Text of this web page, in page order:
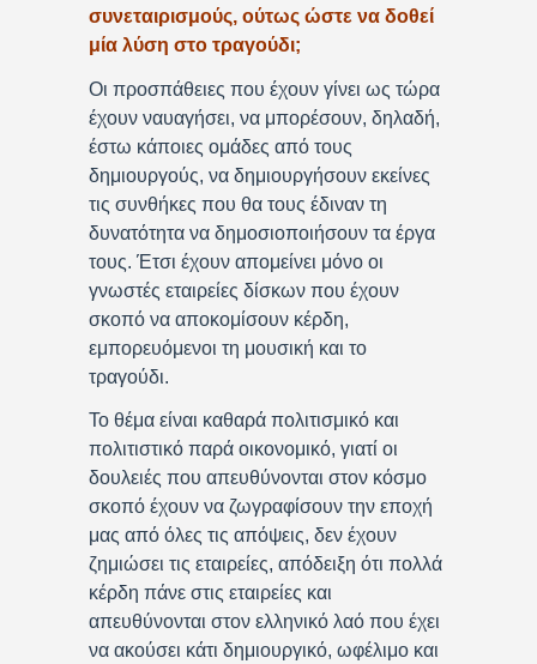
συνεταιρισμούς, ούτως ώστε να δοθεί
μία λύση στο τραγούδι;
Οι προσπάθειες που έχουν γίνει ως τώρα
έχουν ναυαγήσει, να μπορέσουν, δηλαδή,
έστω κάποιες ομάδες από τους
δημιουργούς, να δημιουργήσουν εκείνες
τις συνθήκες που θα τους έδιναν τη
δυνατότητα να δημοσιοποιήσουν τα έργα
τους. Έτσι έχουν απομείνει μόνο οι
γνωστές εταιρείες δίσκων που έχουν
σκοπό να αποκομίσουν κέρδη,
εμπορευόμενοι τη μουσική και το
τραγούδι.
Το θέμα είναι καθαρά πολιτισμικό και
πολιτιστικό παρά οικονομικό, γιατί οι
δουλειές που απευθύνονται στον κόσμο
σκοπό έχουν να ζωγραφίσουν την εποχή
μας από όλες τις απόψεις, δεν έχουν
ζημιώσει τις εταιρείες, απόδειξη ότι πολλά
κέρδη πάνε στις εταιρείες και
απευθύνονται στον ελληνικό λαό που έχει
να ακούσει κάτι δημιουργικό, ωφέλιμο και